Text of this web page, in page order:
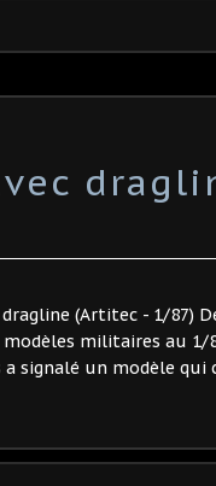
(Artitec - 1/87)
militaires au 1/
signalé un modèle qui